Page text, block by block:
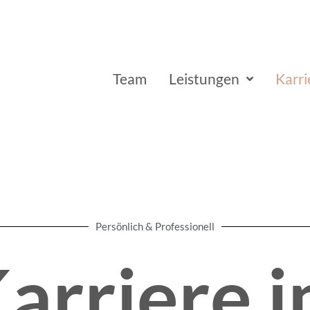
Team Leistungen
Persönlich & Professionell